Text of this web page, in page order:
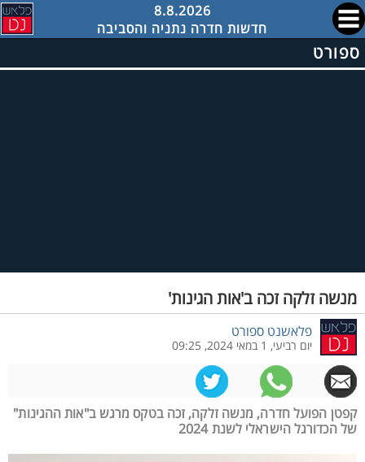
8.8.2026
חדשות חדרה נתניה והסביבה
ספורט
מנשה זלקה זכה ב'אות הגינות'
פלאשנט ספורט
יום רביעי, 1 במאי 2024, 09:25
קפטן הפועל חדרה, מנשה זלקה, זכה בטקס מרגש ב"אות ההגינות"
של הכדורגל הישראלי לשנת 2024